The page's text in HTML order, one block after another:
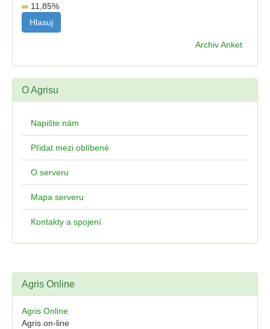
11,85%
Archiv Anket
O Agrisu
Napište nám
Přidat mezi oblíbené
O serveru
Mapa serveru
Kontakty a spojení
Agris Online
Agris Online
Agris on-line